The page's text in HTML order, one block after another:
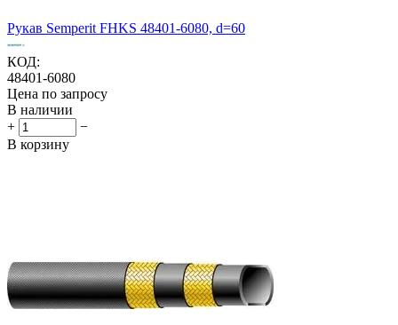
Рукав Semperit FHKS 48401-6080, d=60
КОД:
48401-6080
Цена по запросу
В наличии
+
−
В корзину